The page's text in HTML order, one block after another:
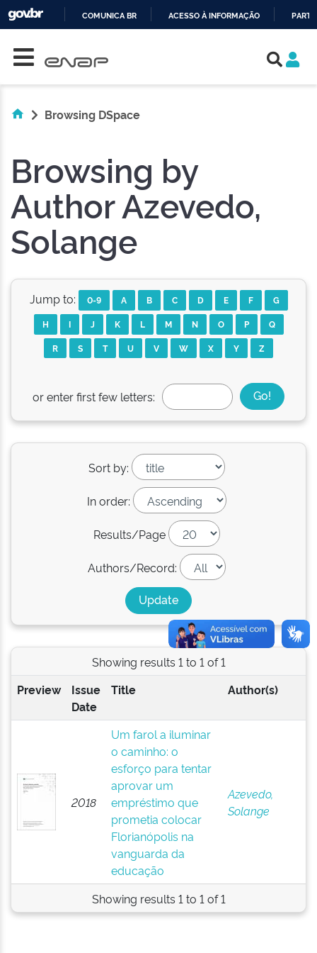
COMUNICA BR ACESSO À INFORMAÇÃO
Browsing DSpace
Browsing by
Author Azevedo,
Solange
Jump to: 0-9 A B C D E F
G
H
I J K L M N O P
Q
R
S T U V W X Y Z
or enter first few letters:
Sort by:
In order:
Results/Page
Authors/Record:
Showing results 1 to 1 of 1
Preview
Issue
Date
Title Author(s)
2018
Um farol a iluminar
o caminho: o
esforço para tentar
aprovar um
empréstimo que
prometia colocar
Florianópolis na
vanguarda da
educação
Azevedo,
Solange
Showing results 1 to 1 of 1